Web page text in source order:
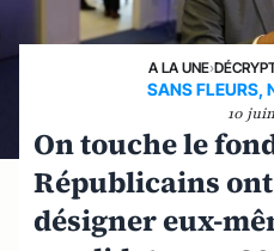
A LA UNE›
SANS FLEURS,
10
On touche le
Républicains
désigner eux-